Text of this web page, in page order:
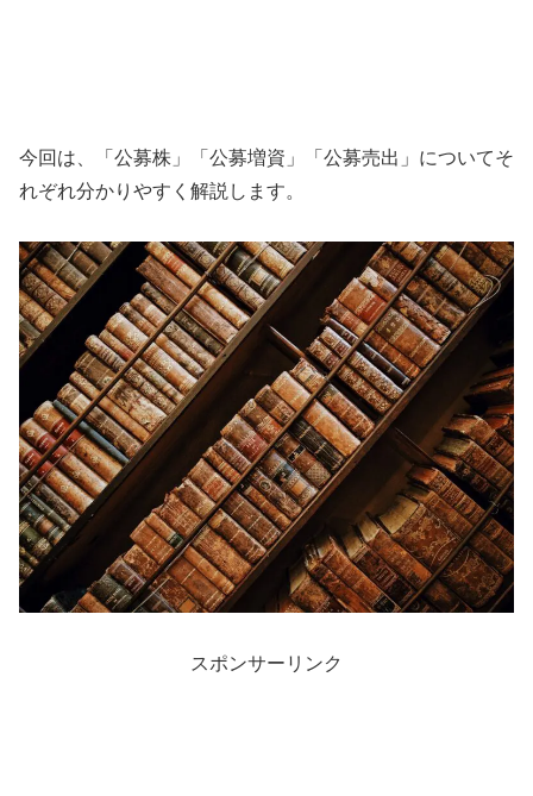
今回は、「公募株」「公募増資」「公募売出」についてそ
れぞれ分かりやすく解説します。
スポンサーリンク